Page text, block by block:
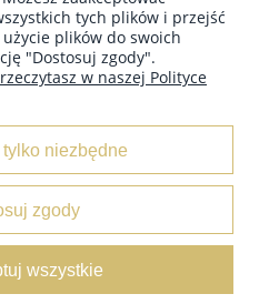
KONTO
NAS
/Tel:
tych plików i przejść
plików do swoich
"Dostosuj zgody".
w naszej Polityce
niezbędne
zgody
wszystkie